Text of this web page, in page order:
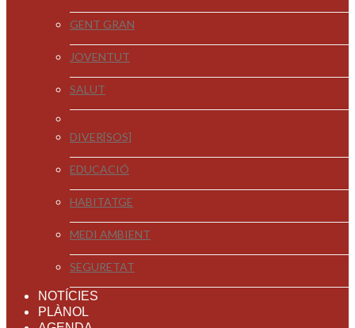
GENT GRAN
JOVENTUT
SALUT
DIVER[SOS]
EDUCACIÓ
HABITATGE
MEDI AMBIENT
SEGURETAT
NOTÍCIES
PLÀNOL